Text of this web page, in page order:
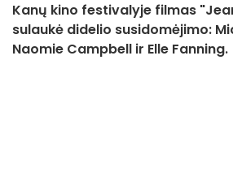
Kanų kino festivalyje filmas
sulaukė didelio susidomėjimo:
Naomie Campbell ir Elle Fanning.